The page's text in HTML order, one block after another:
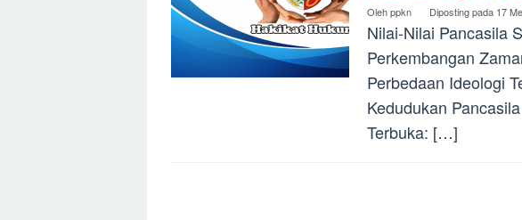
Olehppkn Diposting pada 17
Nilai-Nilai Pancasila
Perkembangan
Perbedaan Ideologi
Kedudukan
Terbuka: […]